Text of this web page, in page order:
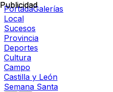
PortadaGalerías
Local
Sucesos
Provincia
Deportes
Cultura
Campo
Castilla y León
Semana Santa
Publicidad
Publicidad